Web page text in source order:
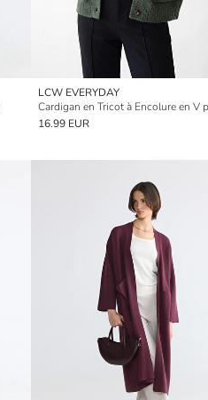
LCW EVERYDAY
16.99 EUR